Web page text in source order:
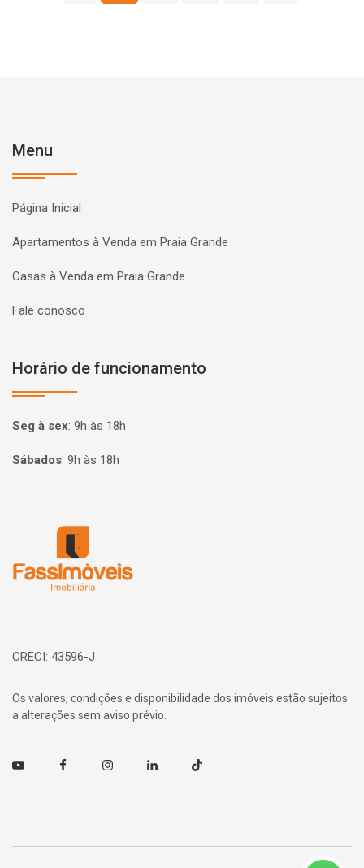
Menu
Página Inicial
Apartamentos à Venda em Praia Grande
Casas à Venda em Praia Grande
Fale conosco
Horário de funcionamento
Seg à sex: 9h às 18h
Sábados: 9h às 18h
CRECI: 43596-J
Os valores, condições e disponibilidade dos imóveis estão sujeitos
a alterações sem aviso prévio.
Youtube FacebookInstagramLinkedin TikTok